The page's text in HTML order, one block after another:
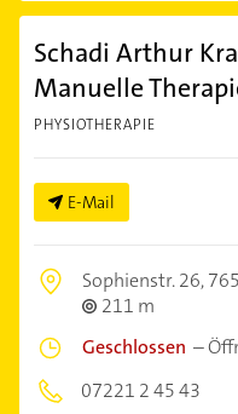
Schadi Arthur
Manuelle
PHYSIOTHERAPIE
E-Mail
Sophienstr. 26,
211 m
Geschlossen –
07221 2 45 43